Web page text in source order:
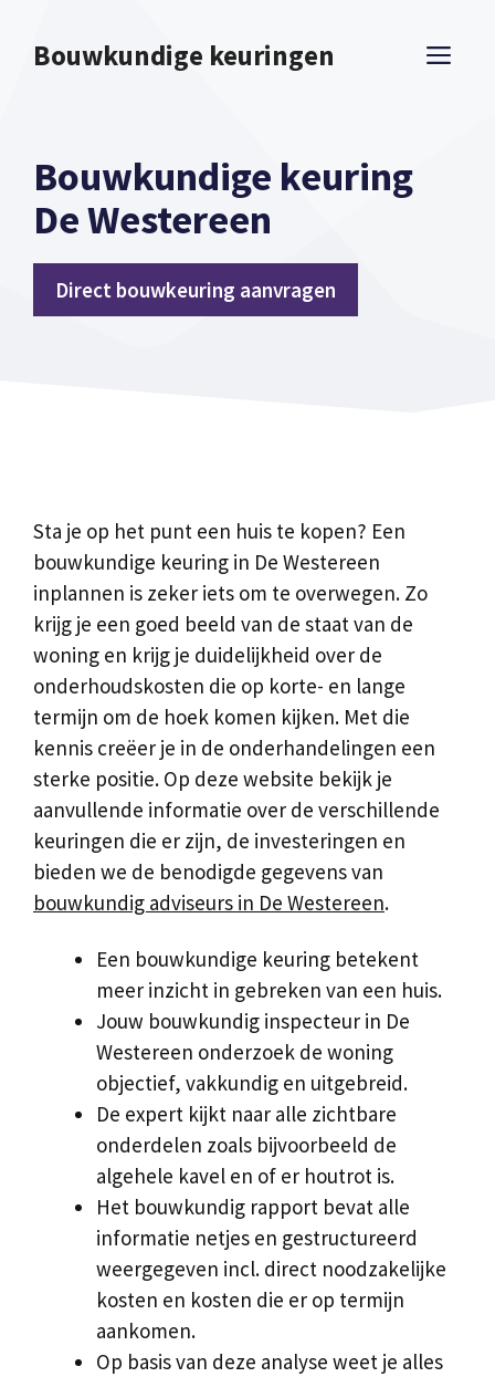
naarBouwkundige keuringen
Bouwkundige keuring
De Westereen
Direct bouwkeuring aanvragen
Sta je op het punt een huis te kopen? Een
bouwkundige keuring in De Westereen
inplannen is zeker iets om te overwegen. Zo
krijg je een goed beeld van de staat van de
woning en krijg je duidelijkheid over de
onderhoudskosten die op korte- en lange
termijn om de hoek komen kijken. Met die
kennis creëer je in de onderhandelingen een
sterke positie. Op deze website bekijk je
aanvullende informatie over de verschillende
keuringen die er zijn, de investeringen en
bieden we de benodigde gegevens van
bouwkundig adviseurs in De Westereen.
Een bouwkundige keuring betekent
meer inzicht in gebreken van een huis.
Jouw bouwkundig inspecteur in De
Westereen onderzoek de woning
objectief, vakkundig en uitgebreid.
De expert kijkt naar alle zichtbare
onderdelen zoals bijvoorbeeld de
algehele kavel en of er houtrot is.
Het bouwkundig rapport bevat alle
informatie netjes en gestructureerd
weergegeven incl. direct noodzakelijke
kosten en kosten die er op termijn
aankomen.
Op basis van deze analyse weet je alles